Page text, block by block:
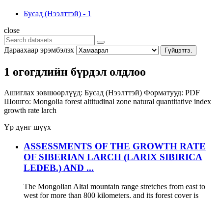
Бусад (Нээлттэй) - 1
close
Дараахаар эрэмбэлэх Гүйцэтгэ.
1 өгөгдлийн бүрдэл олдлоо
Ашиглах зөвшөөрлүүд: Бусад (Нээлттэй) Форматууд: PDF
Шошго: Mongolia forest altitudinal zone natural quantitative index
growth rate larch
Үр дүнг шүүх
ASSESSMENTS OF THE GROWTH RATE
OF SIBERIAN LARCH (LARIX SIBIRICA
LEDEB.) AND ...
The Mongolian Altai mountain range stretches from east to
west for more than 800 kilometers, and its forest cover is